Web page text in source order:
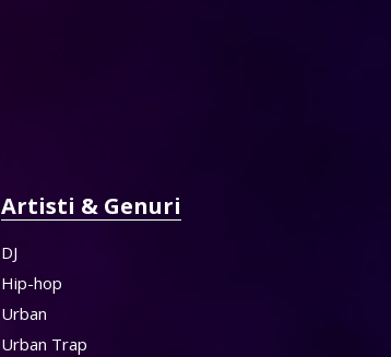
Artisti & Genuri
DJ
Hip-hop
Urban
Urban Trap